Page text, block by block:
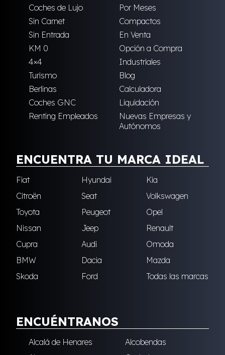
Coches de Lujo
Por Meses
Sin Carnet
Compactos
Sin Entrada
En Venta
KM 0
Opción a Compra
4×4
Industriales
Turismo
Blog
Berlinas
Calculadora
Coches GNC
Liquidación
Renting Empleados
Nuevas Empresas y
Autónomos
ENCUENTRA TU MARCA IDEAL
Fiat Hyundai
Kia
Citroën
Seat
Volkswagen
Toyota
Peugeot
Opel
Nissan
Jeep
Renault
Cupra
Audi
Omoda
BMW
Dacia
Mazda
Skoda
Ford Todas las marcas
ENCUÉNTRANOS
Alcalá de Henares
Alcobendas